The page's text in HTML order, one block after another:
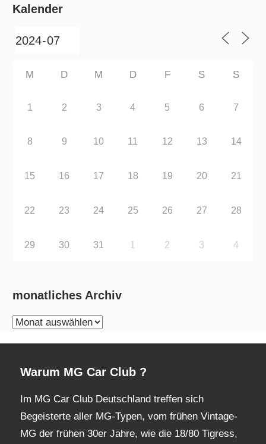
Kalender
M D M D F S S
1 2 3 4 5 6 7
8 9 10 11 12 13 14
15 16 17 18 19 20 21
22 23 24 25 26 27 28
29 30 31 1 2 3 4
monatliches Archiv
monatliches
Warum MG Car Club ?
Im MG Car Club Deutschland treffen sich
Begeisterte aller MG-Typen, vom frühen Vintage-
MG der frühen 30er Jahre, wie die 18/80 Tigress,